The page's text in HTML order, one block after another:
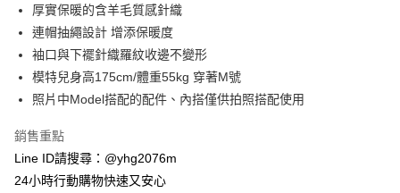
上海商業儲蓄銀行
國泰世華商業銀行
臺灣中小企業銀行
匯豐（台灣）商業銀行
華泰商業銀行
聯邦商業銀行
遠東國際商業銀行
元大商業銀行
永豐商業銀行
台新國際商業銀行
台灣樂天信用卡公司
LINE Pay
Apple Pay
街口支付
ATM付款
貨到付款
厚實保暖的含羊毛質感針織
連帽抽繩設計 增添保暖度
袖口與下襬針織羅紋收邊不變形
模特兒身高175cm/體重55kg 穿著M號
照片中Model搭配的配件、內搭僅供拍照搭配使用
銷售重點
Line ID請搜尋：@yhg2076m
24小時行動購物快速又安心